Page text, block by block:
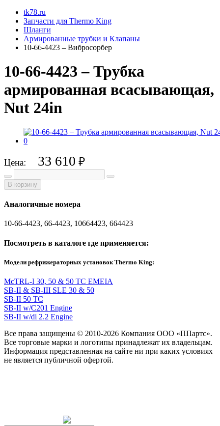
tk78.ru
Запчасти для Thermo King
Шланги
Армированные трубки и Клапаны
10-66-4423 – Вибросорбер
10-66-4423 – Трубка
армированная всасывающая,
Nut 24in
Цена: 33 610 ₽
В корзину
Аналогичные номера
10-66-4423, 66-4423, 10664423, 664423
Посмотреть в каталоге где применяется:
Модели рефрижераторных установок Thermo King:
McTRL-I 30, 50 & 50 TC EMEIA
SB-II & SB-III SLE 30 & 50
SB-II 50 TC
SB-II w/C201 Engine
SB-II w/di 2.2 Engine
Все права защищены © 2010-2026 Компания ООО «ППартс».
Все торговые марки и логотипы принадлежат их владельцам.
Информация представленная на сайте ни при каких условиях
не является публичной офертой.